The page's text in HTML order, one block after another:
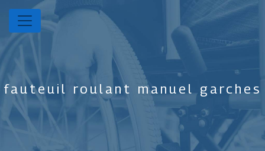
Panneau de gestion des cookies
fauteuil roulant manuel garches